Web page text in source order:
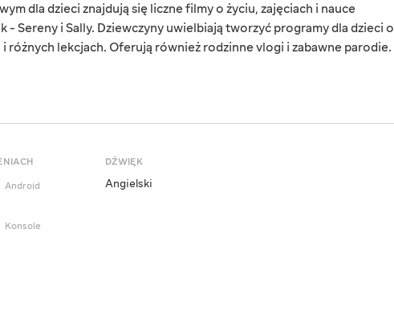
dla dzieci znajdują się liczne filmy o życiu, zajęciach i nauce
- Sereny i Sally. Dziewczyny uwielbiają tworzyć programy dla dzieci o
różnych lekcjach. Oferują również rodzinne vlogi i zabawne parodie.
Android
Konsole
DŹWIĘK
Angielski